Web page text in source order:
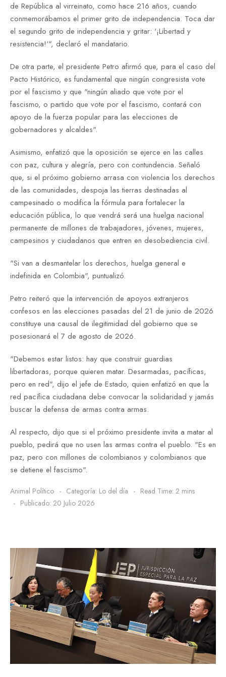
de República al virreinato, como hace 216 años, cuando
conmemorábamos el primer grito de independencia. Toca dar
el segundo grito de independencia y gritar: '¡Libertad y
resistencia!'", declaró el mandatario.
De otra parte, el presidente Petro afirmó que, para el caso del
Pacto Histórico, es fundamental que ningún congresista vote
por el fascismo y que "ningún aliado que vote por el
fascismo, o partido que vote por el fascismo, contará con
apoyo de la fuerza popular para las elecciones de
gobernadores y alcaldes".
Asimismo, enfatizó que la oposición se ejerce en las calles
con paz, cultura y alegría, pero con contundencia. Señaló
que, si el próximo gobierno arrasa con violencia los derechos
de las comunidades, despoja las tierras destinadas al
campesinado o modifica la fórmula para fortalecer la
educación pública, lo que vendrá será una huelga nacional
permanente de millones de trabajadores, jóvenes, mujeres,
campesinos y ciudadanos que entren en desobediencia civil.
"Si van a desmantelar los derechos, huelga general e
indefinida en Colombia", puntualizó.
Petro reiteró que la intervención de apoyos extranjeros
confesos en las elecciones pasadas del 21 de junio de 2026
constituye una causal de ilegitimidad del gobierno que se
posesionará el 7 de agosto de 2026.
"Debemos estar listos: hay que construir guardias
libertadoras, porque quieren matar. Desarmadas, pacíficas,
pero en red", dijo el jefe de Estado, quien enfatizó en que la
red pacífica ciudadana debe convocar la solidaridad y jamás
buscar la defensa de armas contra armas.
Al respecto, dijo que si el próximo presidente invita a matar al
pueblo, pedirá que no usen las armas contra el pueblo. "Es en
paz, pero con millones de colombianos y colombianos que
se detiene el fascismo".
Animal Político Categoría: Lo del día
Read Time: 2 mins
Publicado: 20 Julio 2026